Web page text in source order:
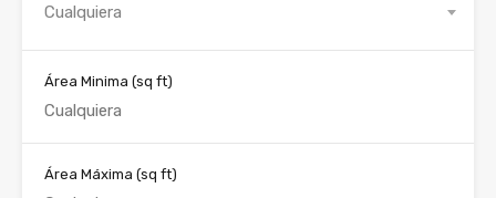
Cualquiera
Área Minima (sq ft)
Área Máxima (sq ft)